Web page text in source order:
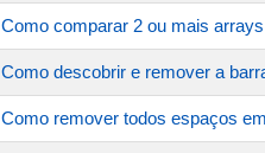
Como comparar 2 ou mais
Como descobrir e remover a
Como remover todos espaços